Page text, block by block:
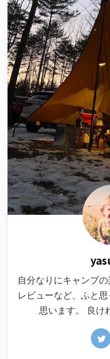
自分なりにキャンプ
レビューなど、ふと
思います。 良け